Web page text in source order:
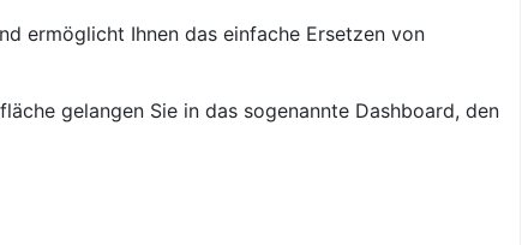
ermöglicht Ihnen das einfache Ersetzen von
gelangen Sie in das sogenannte Dashboard, den